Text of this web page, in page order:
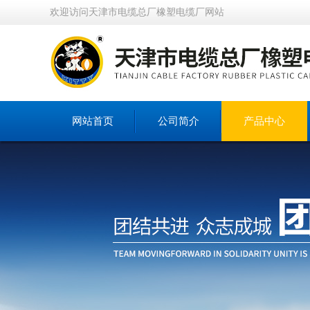
欢迎访问天津市电缆总厂橡塑电缆厂网站
网站首页 公司简介 产品中心